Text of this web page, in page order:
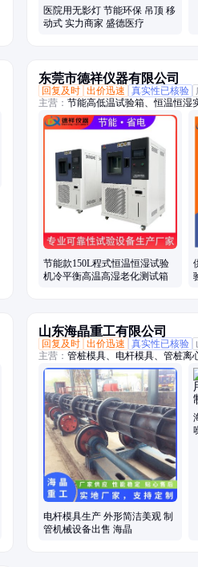
医院用无影灯 节能环保 吊顶 移
动式 实力商家 盛德医疗
东莞市德祥仪器有限公司
回复及时 出价迅速 真实性已核验
主营： 节能高低温试验箱、恒温恒湿
黄老化试验箱、紫外加速老化试验
试验箱、双85试验箱、低温试验箱
压加速老化试验箱、低气压试验箱
高低温防爆试验箱
节能款150L程式恒温恒湿试验
机冷平衡高温高湿老化测试箱
山东海晶重工有限公司
回复及时 出价迅速 真实性已核验
主营： 管桩模具、电杆模具、管桩离
电杆模具生产 外形简洁美观 制
管机械设备出售 海晶